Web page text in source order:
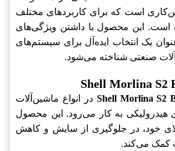
است که برای کاربردهای مختلف
است. این محصول با داشتن ویژگی‌های
یک انتخاب ایده‌آل برای سیستم‌های
صنعتی شناخته می‌شود.
Shell Morlina S2 در انواع ماشین‌آلات
به کار می‌رود. این محصول
خود، در جلوگیری از سایش و کاهش
کمک می‌کند.